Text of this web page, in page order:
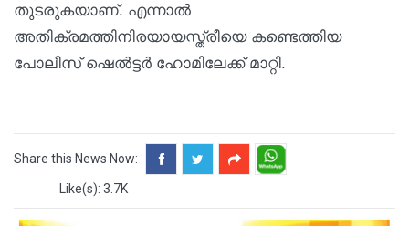
തുടരുകയാണ്. എന്നാല്‍
അതിക്രമത്തിനിരയായസ്ത്രീയെ കണ്ടെത്തിയ
പോലീസ് ഷെല്‍ട്ടര്‍ ഹോമിലേക്ക് മാറ്റി.
Share this News Now:
Like(s): 3.7K